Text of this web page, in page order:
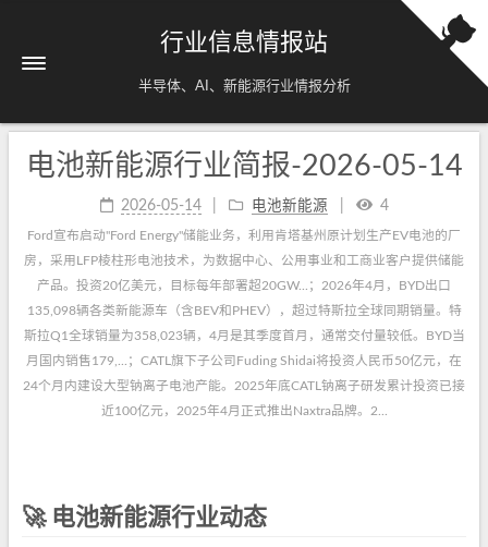
行业信息情报站
半导体、AI、新能源行业情报分析
电池新能源行业简报-2026-05-14
2026-05-14 电池新能源 4
Ford宣布启动"Ford Energy"储能业务，利用肯塔基州原计划生产EV电池的厂
房，采用LFP棱柱形电池技术，为数据中心、公用事业和工商业客户提供储能
产品。投资20亿美元，目标每年部署超20GW...；2026年4月，BYD出口
135,098辆各类新能源车（含BEV和PHEV），超过特斯拉全球同期销量。特
斯拉Q1全球销量为358,023辆，4月是其季度首月，通常交付量较低。BYD当
月国内销售179,...；CATL旗下子公司Fuding Shidai将投资人民币50亿元，在
24个月内建设大型钠离子电池产能。2025年底CATL钠离子研发累计投资已接
近100亿元，2025年4月正式推出Naxtra品牌。2...
🚀 电池新能源行业动态